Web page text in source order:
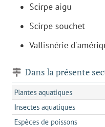
Scirpe aigu
Scirpe souchet
Vallisnérie
Dans la présente
Plantes aquatiques
Insectes aquatiques
Espèces de poissons